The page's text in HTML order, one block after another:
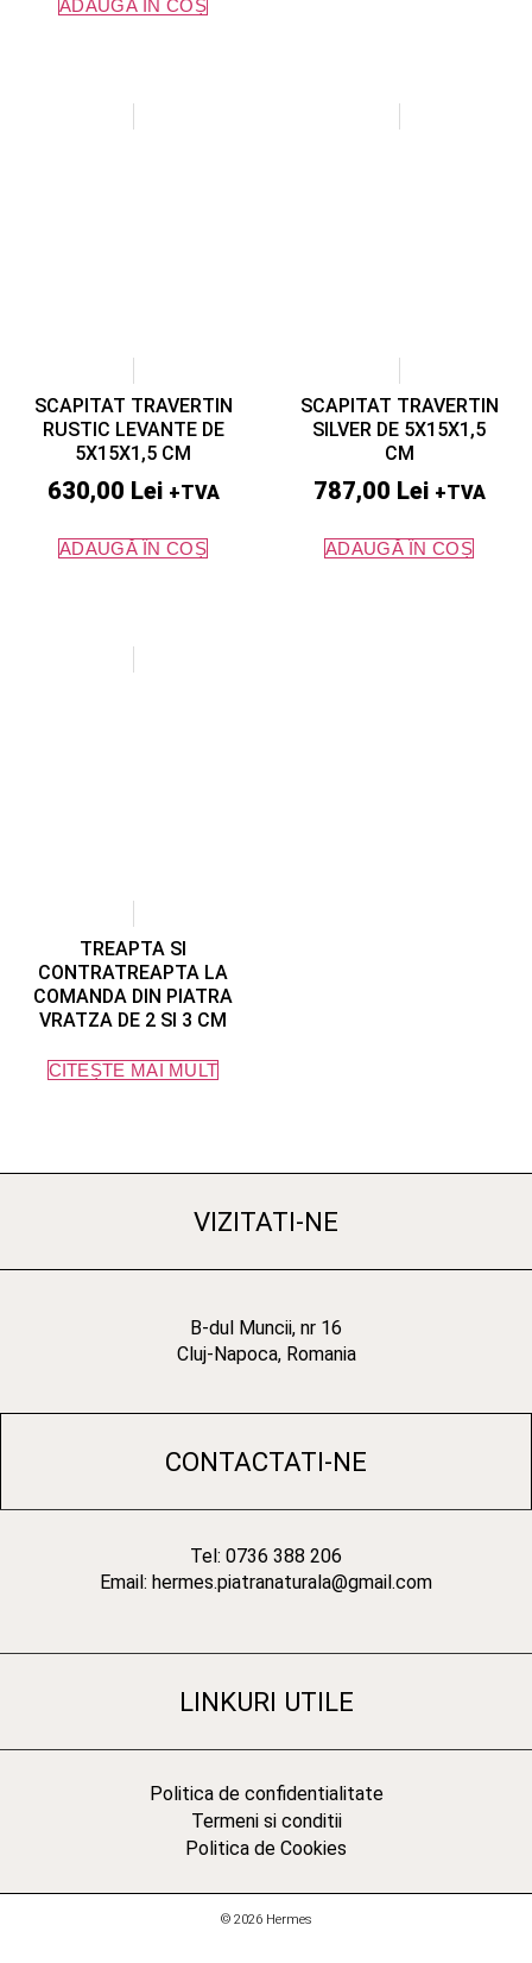
ADAUGĂ ÎN COȘ
SCAPITAT TRAVERTIN
RUSTIC LEVANTE DE
5X15X1,5 CM
630,00 Lei +TVA
ADAUGĂ ÎN COȘ
SCAPITAT TRAVERTIN
SILVER DE 5X15X1,5
CM
787,00 Lei +TVA
ADAUGĂ ÎN COȘ
TREAPTA SI
CONTRATREAPTA LA
COMANDA DIN PIATRA
VRATZA DE 2 SI 3 CM
CITEȘTE MAI MULT
VIZITATI-NE
B-dul Muncii, nr 16
Cluj-Napoca, Romania
CONTACTATI-NE
Tel: 0736 388 206
Email: hermes.piatranaturala@gmail.com
LINKURI UTILE
Politica de confidentialitate
Termeni si conditii
Politica de Cookies
© 2026 Hermes